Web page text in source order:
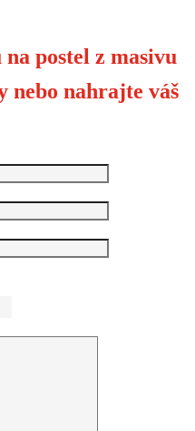
postel z masivu
nebo nahrajte váš